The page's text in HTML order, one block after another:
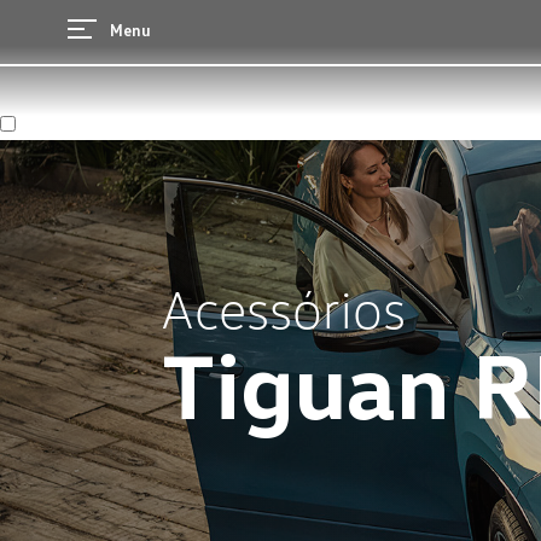
Menu
Acessórios
Tiguan